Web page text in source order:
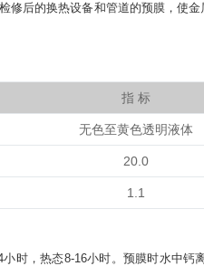
后的换热设备和管道的预膜，使
指 标
无色至黄色透明液体
20.0
1.1
时，热态8-16小时。预膜时水中钙